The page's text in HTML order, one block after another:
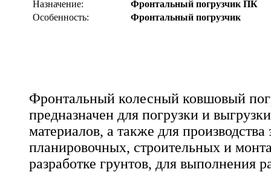
Назначение:
Фронтальный погрузчик ПК
Особенность:
Фронтальный погрузчик
Фронтальный колесный ковшовый
предназначен для погрузки и
материалов, а также для
планировочных, строительных и
разработке грунтов, для выполнения